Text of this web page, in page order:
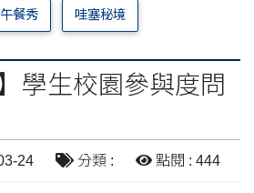
餐秀 哇塞秘境
學生校園參與度問
24 分類 : 點閱 : 444